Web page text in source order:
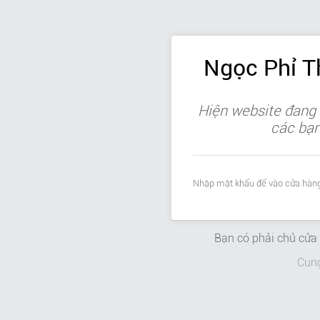
Ngọc Phỉ
Hiện website
các
Nhập mật khẩu để vào cửa
Bạn có phải chủ